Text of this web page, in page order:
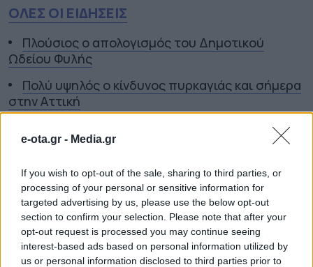
e-ota.gr - Media.gr
If you wish to opt-out of the sale, sharing to third parties, or
processing of your personal or sensitive information for
targeted advertising by us, please use the below opt-out
section to confirm your selection. Please note that after your
opt-out request is processed you may continue seeing
interest-based ads based on personal information utilized by
us or personal information disclosed to third parties prior to
ΟΛΕΣ ΟΙ ΕΙΔΗΣΕΙΣ
Πλούσιος ο απολογισμός του Δημοτικού
Ωδείου Φυλής
Πολύ υψηλός ο κίνδυνος πυρκαγιάς και σήμερα
στην Αττική
Άμεσα τα μέτρα στήριξης πυρόπληκτων – Πιο
γρήγορα οι αποζημιώσεις
TAGS: ΚΑΤΑΣΚΕΥΗ ΓΗΠΕΔΟΥ ΚΩΣΤΟΣ ΠΑΡΟΣ
ΔΗΜΟΙ